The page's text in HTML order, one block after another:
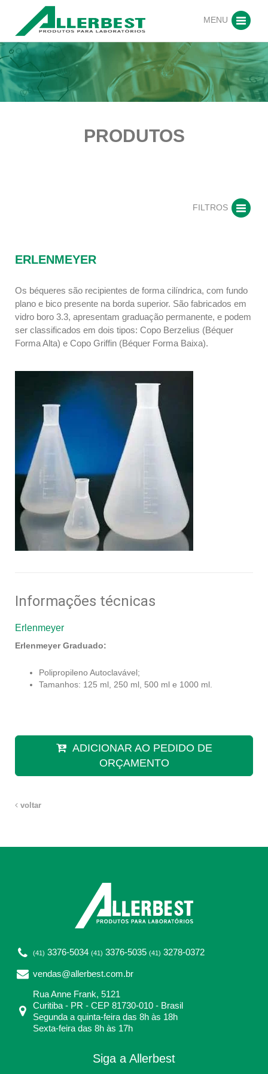
MENU
PRODUTOS
FILTROS
ERLENMEYER
Os béqueres são recipientes de forma cilíndrica, com fundo
plano e bico presente na borda superior. São fabricados em
vidro boro 3.3, apresentam graduação permanente, e podem
ser classificados em dois tipos: Copo Berzelius (Béquer
Forma Alta) e Copo Griffin (Béquer Forma Baixa).
Informações técnicas
Erlenmeyer
Erlenmeyer Graduado:
Polipropileno Autoclavável;
Tamanhos: 125 ml, 250 ml, 500 ml e 1000 ml.
ADICIONAR AO PEDIDO DE
ORÇAMENTO
voltar
(41) 3376-5034 (41) 3376-5035 (41) 3278-0372
vendas@allerbest.com.br
Rua Anne Frank, 5121
Curitiba - PR - CEP 81730-010 - Brasil
Segunda a quinta-feira das 8h às 18h
Sexta-feira das 8h às 17h
Siga a Allerbest